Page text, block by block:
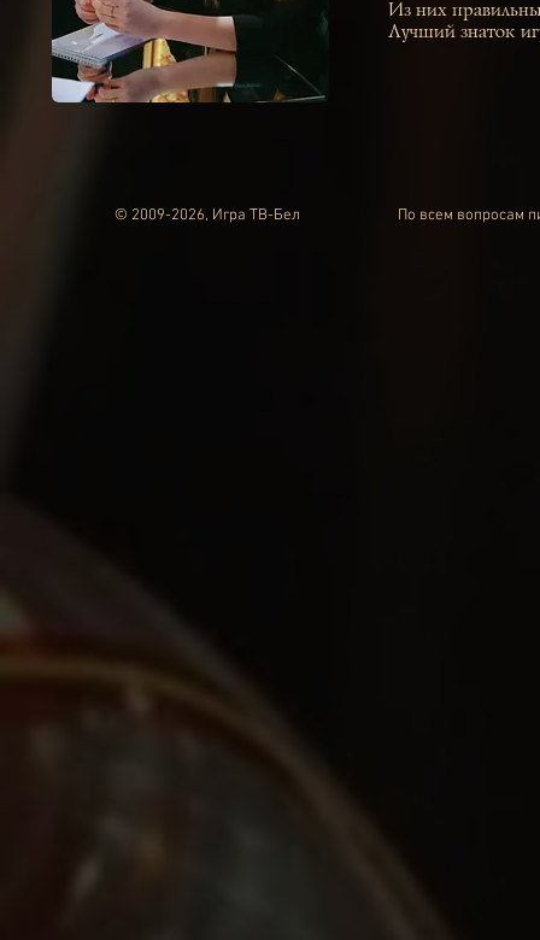
Из них
Лучший знаток
© 2009-2026, Игра ТВ-Бел По всем вопросам